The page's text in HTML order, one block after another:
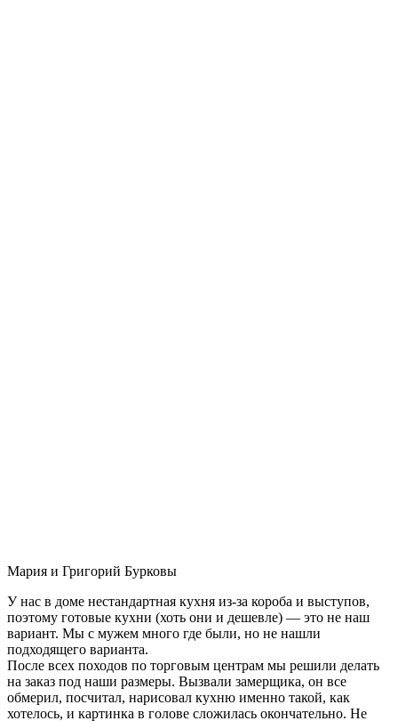
Мария и Григорий Бурковы
У нас в доме нестандартная кухня из-за короба и выступов,
поэтому готовые кухни (хоть они и дешевле) — это не наш
вариант. Мы с мужем много где были, но не нашли
подходящего варианта.
После всех походов по торговым центрам мы решили делать
на заказ под наши размеры. Вызвали замерщика, он все
обмерил, посчитал, нарисовал кухню именно такой, как
хотелось, и картинка в голове сложилась окончательно. Не